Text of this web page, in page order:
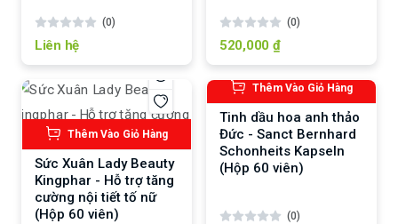
(0)
Liên hệ
(0)
520,000 ₫
Thêm Vào Giỏ Hàng
Sức Xuân Lady Beauty
Kingphar - Hỗ trợ tăng
cường nội tiết tố nữ
(Hộp 60 viên)
Thêm Vào Giỏ Hàng
Tinh dầu hoa anh thảo
Đức - Sanct Bernhard
Schonheits Kapseln
(Hộp 60 viên)
(0)